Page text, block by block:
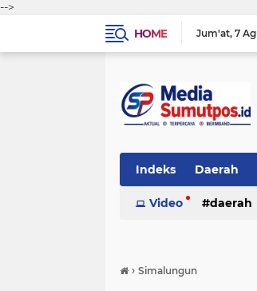
-->
HOME
Jum'at 7
Indeks Daerah
Video daerah
› Simalungun